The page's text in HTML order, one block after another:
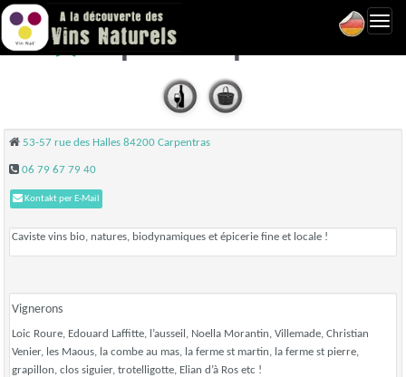
Pépin - Carpentras
53-57 rue des Halles 84200 Carpentras
06 79 67 79 40
Kontakt per E-Mail
Caviste vins bio, natures, biodynamiques et épicerie fine et locale !
Vignerons
Loic Roure, Edouard Laffitte, l’ausseil, Noella Morantin, Villemade, Christian
Venier, les Maous, la combe au mas, la ferme st martin, la ferme st pierre,
grapillon, clos siguier, trotelligotte, Elian d’à Ros etc !